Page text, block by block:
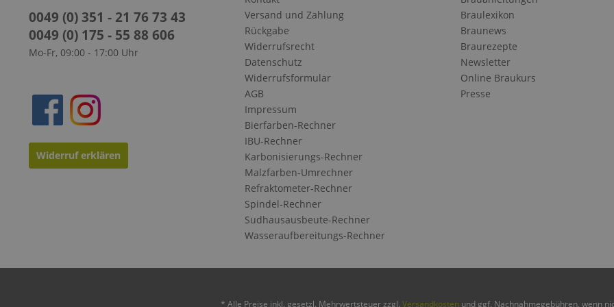
0049 (0) 351 - 21 76 73 43
0049 (0) 175 - 55 88 606
Mo-Fr, 09:00 - 17:00 Uhr
Widerruf erklären
Versand und Zahlung
Rückgabe
Widerrufsrecht
Datenschutz
Widerrufsformular
AGB
Impressum
Bierfarben-Rechner
IBU-Rechner
Karbonisierungs-Rechner
Malzfarben-Umrechner
Refraktometer-Rechner
Spindel-Rechner
Sudhausausbeute-Rechner
Wasseraufbereitungs-Rechner
Braulexikon
Braunews
Braurezepte
Newsletter
Online Braukurs
Presse
* Alle Preise inkl. gesetzl. Mehrwertsteuer zzgl. Versandkosten und ggf. Nachnahmegebühren, wenn